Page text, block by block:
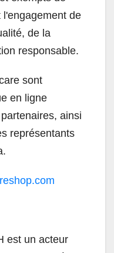
de
de la
responsable.
sont
en ligne
ainsi
représentants
est un acteur